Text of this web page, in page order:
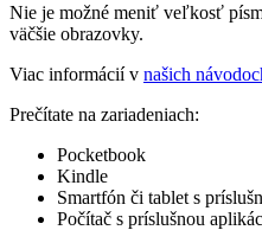
Nie je možné meniť veľkosť
väčšie obrazovky.
Viac informácií v našich
Prečítate na zariadeniach:
Pocketbook
Kindle
Smartfón či tablet s
Počítač s príslušnou